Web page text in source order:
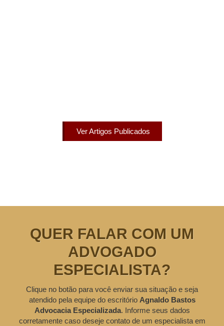
Ver Artigos Publicados
QUER FALAR COM UM
ADVOGADO
ESPECIALISTA?
Clique no botão para você enviar sua situação e seja
atendido pela equipe do escritório Agnaldo Bastos
Advocacia Especializada. Informe seus dados
corretamente caso deseje contato de um especialista em